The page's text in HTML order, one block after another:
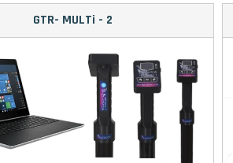
GTR- MULTi - 2